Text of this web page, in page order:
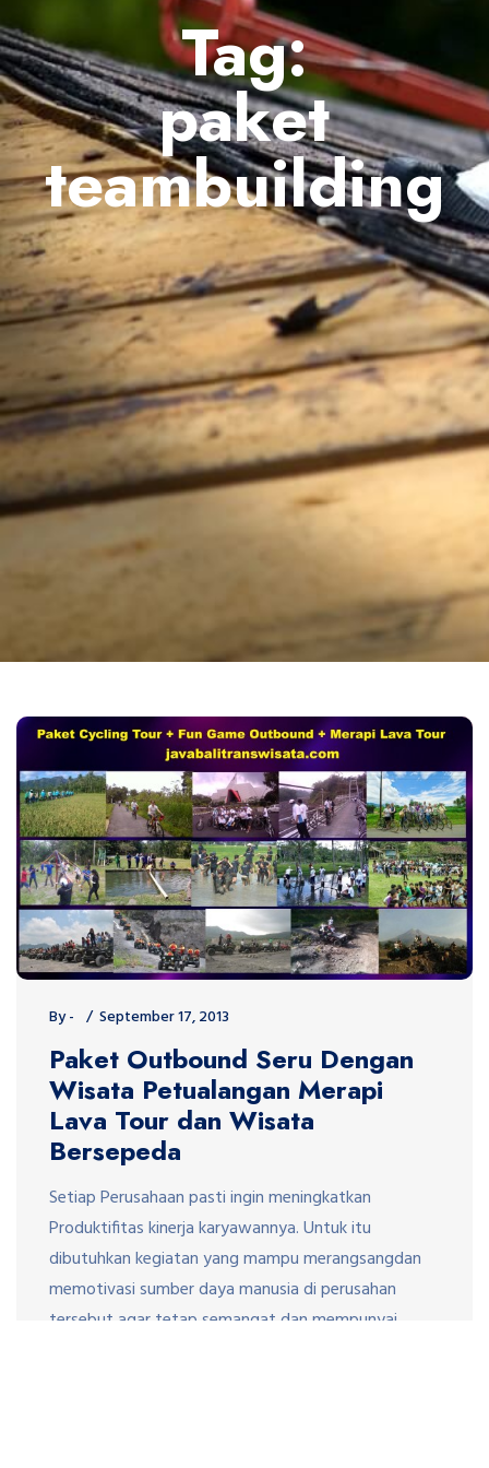
Tag:
paket
teambuilding
By - September 17, 2013
Paket Outbound Seru Dengan
Wisata Petualangan Merapi
Lava Tour dan Wisata
Bersepeda
Setiap Perusahaan pasti ingin meningkatkan
Produktifitas kinerja karyawannya. Untuk itu
dibutuhkan kegiatan yang mampu merangsangdan
memotivasi sumber daya manusia di perusahan
tersebut agar tetap semangat dan mempunyai